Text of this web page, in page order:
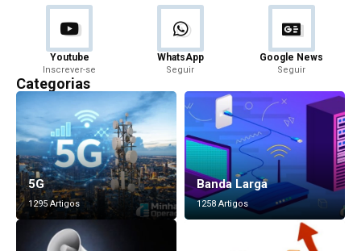
Youtube
Inscrever-se
WhatsApp
Seguir
Google News
Seguir
Categorias
5G
1295 Artigos
Banda Larga
1258 Artigos